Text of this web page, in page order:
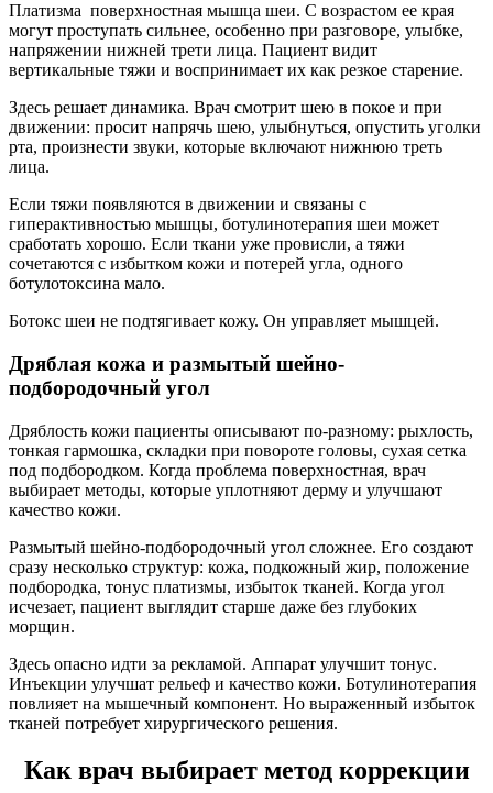
Платизма поверхностная мышца шеи. С возрастом ее края
могут проступать сильнее, особенно при разговоре, улыбке,
напряжении нижней трети лица. Пациент видит
вертикальные тяжи и воспринимает их как резкое старение.
Здесь решает динамика. Врач смотрит шею в покое и при
движении: просит напрячь шею, улыбнуться, опустить уголки
рта, произнести звуки, которые включают нижнюю треть
лица.
Если тяжи появляются в движении и связаны с
гиперактивностью мышцы, ботулинотерапия шеи может
сработать хорошо. Если ткани уже провисли, а тяжи
сочетаются с избытком кожи и потерей угла, одного
ботулотоксина мало.
Ботокс шеи не подтягивает кожу. Он управляет мышцей.
Дряблая кожа и размытый шейно-
подбородочный угол
Дряблость кожи пациенты описывают по-разному: рыхлость,
тонкая гармошка, складки при повороте головы, сухая сетка
под подбородком. Когда проблема поверхностная, врач
выбирает методы, которые уплотняют дерму и улучшают
качество кожи.
Размытый шейно-подбородочный угол сложнее. Его создают
сразу несколько структур: кожа, подкожный жир, положение
подбородка, тонус платизмы, избыток тканей. Когда угол
исчезает, пациент выглядит старше даже без глубоких
морщин.
Здесь опасно идти за рекламой. Аппарат улучшит тонус.
Инъекции улучшат рельеф и качество кожи. Ботулинотерапия
повлияет на мышечный компонент. Но выраженный избыток
тканей потребует хирургического решения.
Как врач выбирает метод коррекции